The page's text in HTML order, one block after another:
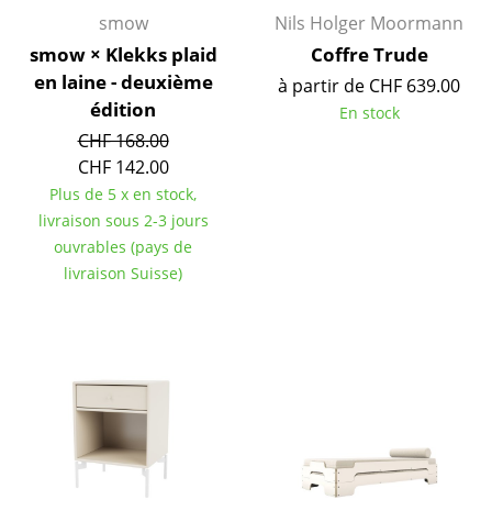
Espaces
Maison
Salon et Salle de séjour
Cuisine & Salle à manger
Chambre à coucher
Chambre enfant
Entrée & Couloir
Salle de Bain
Cellier & Buanderie
smow
smow × Klekks plaid
en laine - deuxième
édition
CHF 168.00
CHF 142.00
Plus de 5 x en stock,
livraison sous 2-3 jours
ouvrables (pays de
livraison Suisse)
Nils Holger Moormann
Coffre Trude
à partir de CHF 639.00
En stock